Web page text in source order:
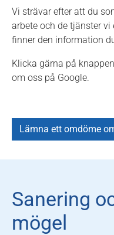
Vi strävar efter att du
arbete och de tjänster
finner den information
Klicka gärna på
om oss på Google.
Lämna ett omdöme
Sanering
mögel